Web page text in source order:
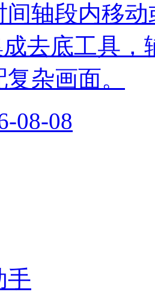
间轴段内移
去底工具，
杂画面。
08-08
手